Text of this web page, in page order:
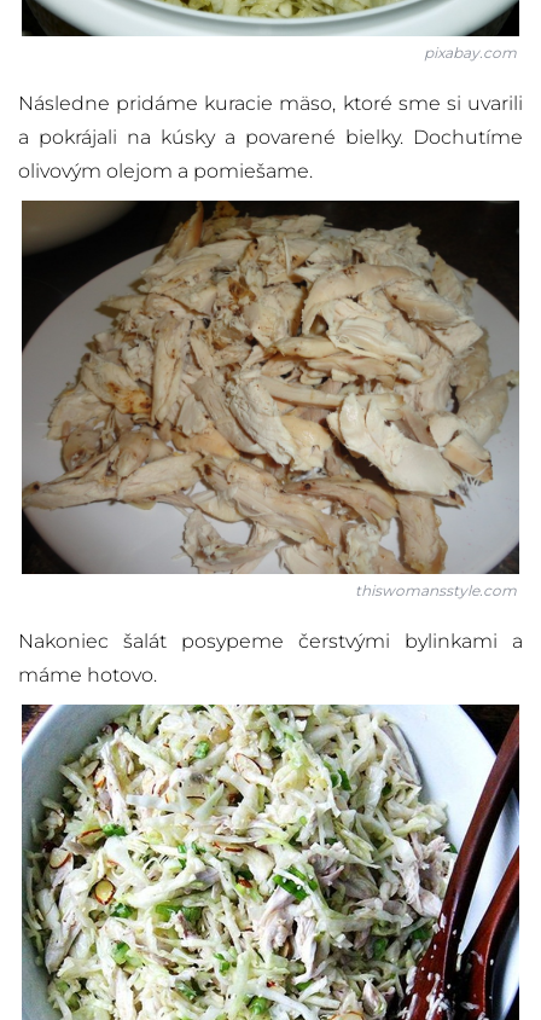
pixabay.com
Následne pridáme kuracie mäso, ktoré sme si uvarili
a pokrájali na kúsky a povarené bielky. Dochutíme
olivovým olejom a pomiešame.
thiswomansstyle.com
Nakoniec šalát posypeme čerstvými bylinkami a
máme hotovo.